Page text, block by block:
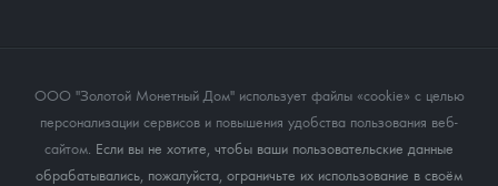
ООО "Золотой Монетный Дом" использует файлы «cookie» с целью
персонализации сервисов и повышения удобства пользования веб-
сайтом. Если вы не хотите, чтобы ваши пользовательские данные
обрабатывались, пожалуйста, ограничьте их использование в своём